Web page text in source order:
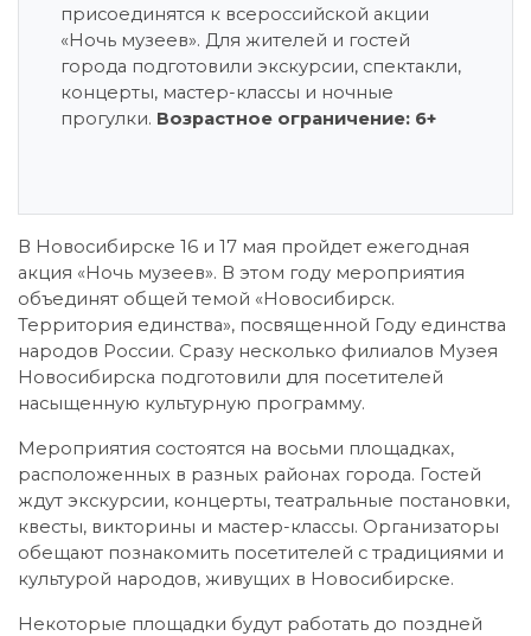
присоединятся к всероссийской акции
«Ночь музеев». Для жителей и гостей
города подготовили экскурсии, спектакли,
концерты, мастер-классы и ночные
прогулки. Возрастное ограничение: 6+
В Новосибирске 16 и 17 мая пройдет ежегодная
акция «Ночь музеев». В этом году мероприятия
объединят общей темой «Новосибирск.
Территория единства», посвященной Году единства
народов России. Сразу несколько филиалов Музея
Новосибирска подготовили для посетителей
насыщенную культурную программу.
Мероприятия состоятся на восьми площадках,
расположенных в разных районах города. Гостей
ждут экскурсии, концерты, театральные постановки,
квесты, викторины и мастер-классы. Организаторы
обещают познакомить посетителей с традициями и
культурой народов, живущих в Новосибирске.
Некоторые площадки будут работать до поздней